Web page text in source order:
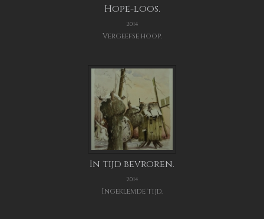
Hope-loos.
2014
Vergeefse hoop.
In tijd bevroren.
2014
Ingeklemde tijd.